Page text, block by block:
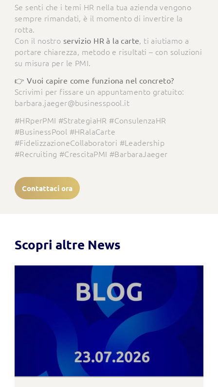
Se senti che i temi HR nella tua azienda vengono
sempre rimandati, è il momento di invertire la
rotta.
Con il nostro servizio HR à la carte, ti aiutiamo a
portare chiarezza, metodo e risultati – con soluzioni
su misura per le PMI.
👉 Vuoi capire come funziona nel concreto?
Scrivimi per fissare un appuntamento gratuito:
barbara.jaeger@businesspool.it
#HRperPMI #StrategiaHR #ConsulenzaHR
#BusinessPool #HRalaCarte
#FidelizzazioneCollaboratori #Leadership
#Recruiting #CrescitaPMI #BarbaraJaeger
Contattaci ora
Scopri altre News